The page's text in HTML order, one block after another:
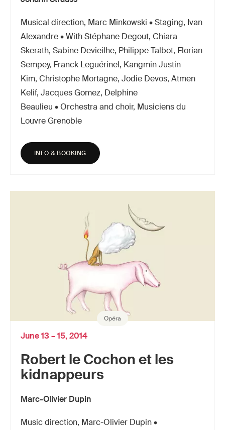
Musical direction, Marc Minkowski • Staging, Ivan
Alexandre • With Stéphane Degout, Chiara
Skerath, Sabine Devieilhe, Philippe Talbot, Florian
Sempey, Franck Leguérinel, Kangmin Justin
Kim, Christophe Mortagne, Jodie Devos, Atmen
Kelif, Jacques Gomez, Delphine
Beaulieu • Orchestra and choir, Musiciens du
Louvre Grenoble
INFO & BOOKING
Opéra
Robert le Cochon et les
kidnappeurs
Marc-Olivier Dupin
June 13 – 15, 2014
Music direction, Marc-Olivier Dupin •